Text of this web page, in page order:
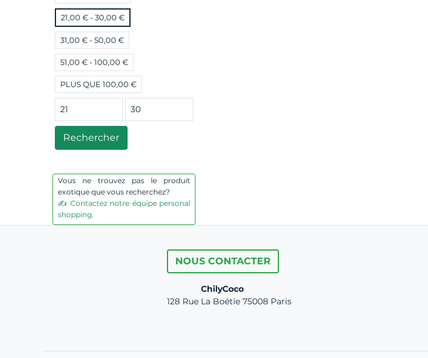
21,00 € - 30,00 €
31,00 € - 50,00 €
51,00 € - 100,00 €
PLUS QUE 100,00 €
Rechercher
Vous ne trouvez pas le produit
exotique que vous recherchez?
✍️ Contactez notre équipe personal
shopping.
NOUS CONTACTER
ChilyCoco
128 Rue La Boétie 75008 Paris